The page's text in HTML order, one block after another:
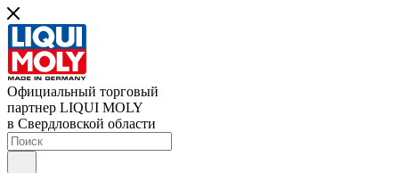
Официальный торговый
партнер LIQUI MOLY
в Свердловской области